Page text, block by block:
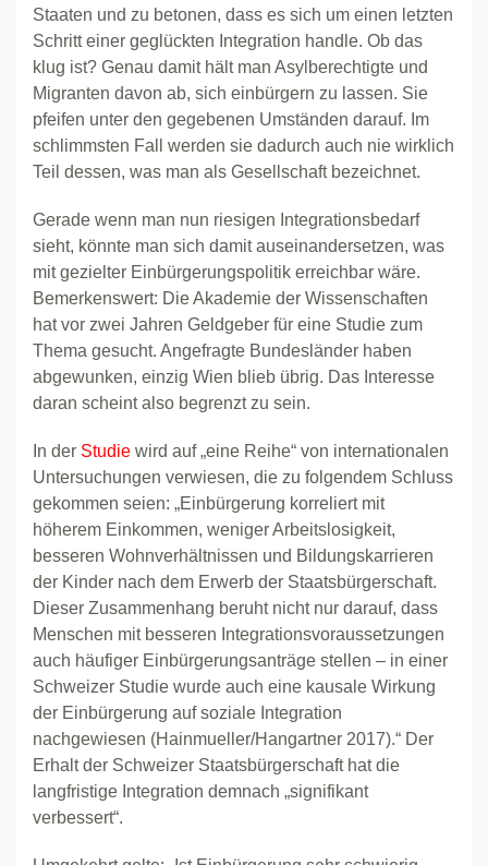
Staaten und zu betonen, dass es sich um einen letzten
Schritt einer geglückten Integration handle. Ob das
klug ist? Genau damit hält man Asylberechtigte und
Migranten davon ab, sich einbürgern zu lassen. Sie
pfeifen unter den gegebenen Umständen darauf. Im
schlimmsten Fall werden sie dadurch auch nie wirklich
Teil dessen, was man als Gesellschaft bezeichnet.
Gerade wenn man nun riesigen Integrationsbedarf
sieht, könnte man sich damit auseinandersetzen, was
mit gezielter Einbürgerungspolitik erreichbar wäre.
Bemerkenswert: Die Akademie der Wissenschaften
hat vor zwei Jahren Geldgeber für eine Studie zum
Thema gesucht. Angefragte Bundesländer haben
abgewunken, einzig Wien blieb übrig. Das Interesse
daran scheint also begrenzt zu sein.
In der Studie wird auf „eine Reihe“ von internationalen
Untersuchungen verwiesen, die zu folgendem Schluss
gekommen seien: „Einbürgerung korreliert mit
höherem Einkommen, weniger Arbeitslosigkeit,
besseren Wohnverhältnissen und Bildungskarrieren
der Kinder nach dem Erwerb der Staatsbürgerschaft.
Dieser Zusammenhang beruht nicht nur darauf, dass
Menschen mit besseren Integrationsvoraussetzungen
auch häufiger Einbürgerungsanträge stellen – in einer
Schweizer Studie wurde auch eine kausale Wirkung
der Einbürgerung auf soziale Integration
nachgewiesen (Hainmueller/Hangartner 2017).“ Der
Erhalt der Schweizer Staatsbürgerschaft hat die
langfristige Integration demnach „signifikant
verbessert“.